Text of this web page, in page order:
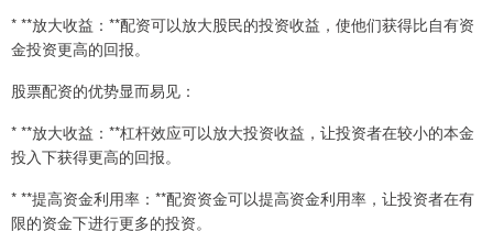
* **放大收益：**配资可以放大股民的投资收益，使他们获得比自有资
金投资更高的回报。
股票配资的优势显而易见：
* **放大收益：**杠杆效应可以放大投资收益，让投资者在较小的本金
投入下获得更高的回报。
* **提高资金利用率：**配资资金可以提高资金利用率，让投资者在有
限的资金下进行更多的投资。